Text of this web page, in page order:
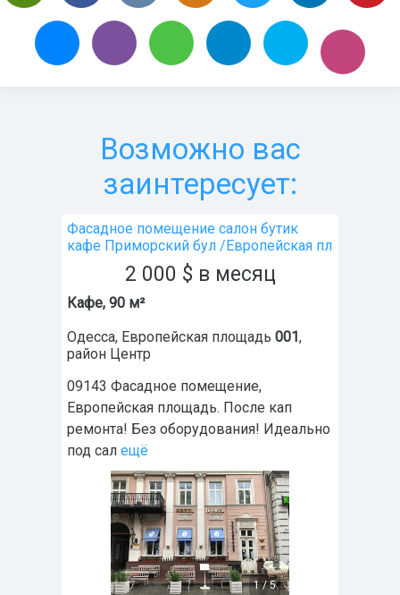
Возможно вас
заинтересует:
Фасадное помещение салон бутик
кафе Приморский бул /Европейская пл
2 000 $ в месяц
Кафе, 90 м²
Одесса, Европейская площадь 001,
район Центр
09143 Фасадное помещение,
Европейская площадь. После кап
ремонта! Без оборудования! Идеально
под сал ещё
1/5